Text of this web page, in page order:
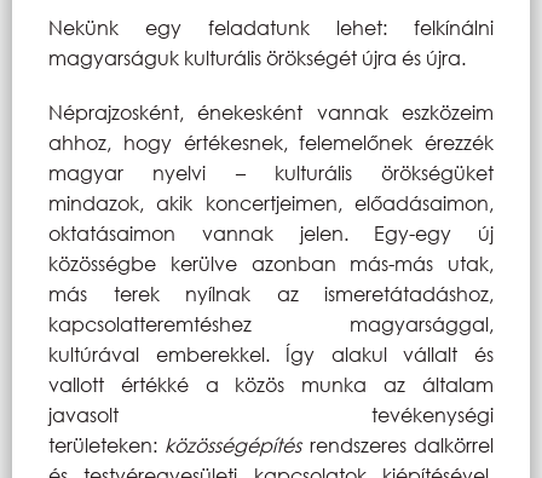
Nekünk egy feladatunk lehet: felkínálni
magyarságuk kulturális örökségét újra és újra.
Néprajzosként, énekesként vannak eszközeim
ahhoz, hogy értékesnek, felemelőnek érezzék
magyar nyelvi – kulturális örökségüket
mindazok, akik koncertjeimen, előadásaimon,
oktatásaimon vannak jelen. Egy-egy új
közösségbe kerülve azonban más-más utak,
más terek nyílnak az ismeretátadáshoz,
kapcsolatteremtéshez magyarsággal,
kultúrával emberekkel. Így alakul vállalt és
vallott értékké a közös munka az általam
javasolt tevékenységi
területeken: közösségépítés rendszeres dalkörrel